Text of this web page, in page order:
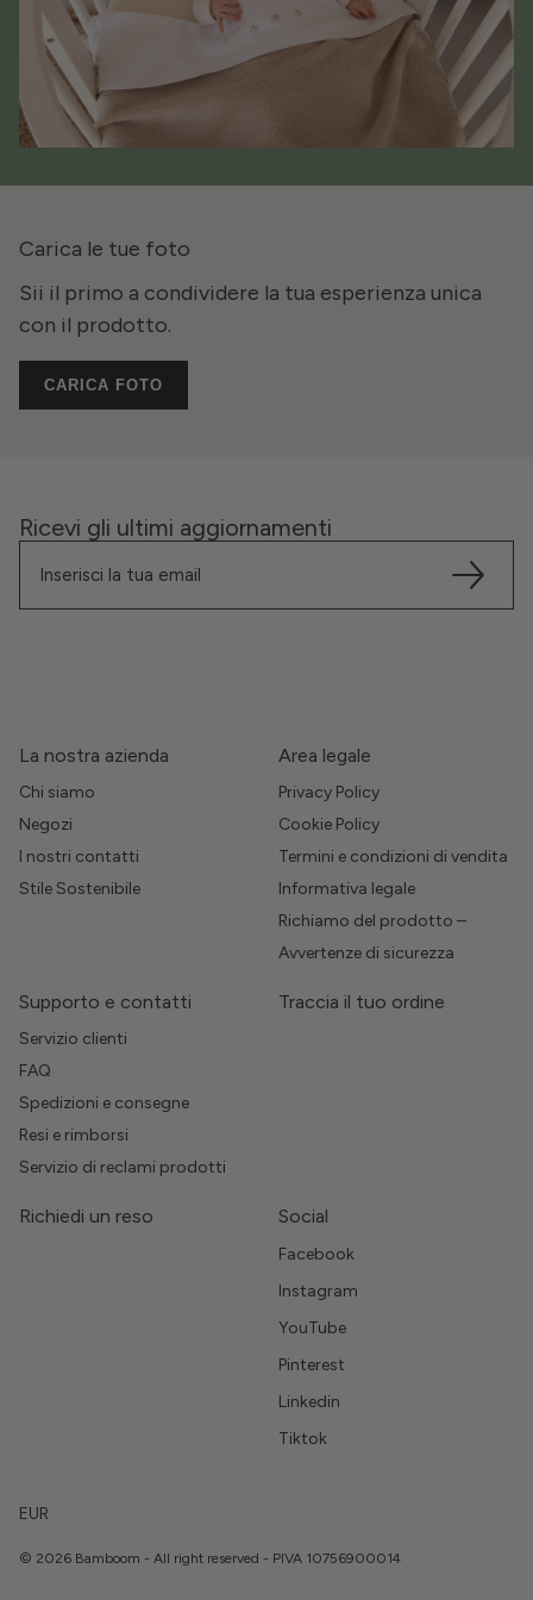
Carica le tue foto
Sii il primo a condividere la tua esperienza unica
con il prodotto.
CARICA FOTO
Ricevi gli ultimi aggiornamenti
La nostra azienda
Chi siamo
Negozi
I nostri contatti
Stile Sostenibile
Area legale
Privacy Policy
Cookie Policy
Termini e condizioni di vendita
Informativa legale
Richiamo del prodotto –
Avvertenze di sicurezza
Supporto e contatti
Servizio clienti
FAQ
Spedizioni e consegne
Resi e rimborsi
Servizio di reclami prodotti
Traccia il tuo ordine
Richiedi un reso Social
Facebook
Instagram
YouTube
Pinterest
Linkedin
Tiktok
EUR
© 2026 Bamboom - All right reserved - PIVA 10756900014